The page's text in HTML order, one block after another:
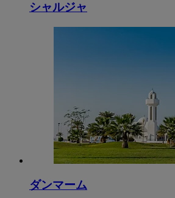
シャルジャ
ダンマーム